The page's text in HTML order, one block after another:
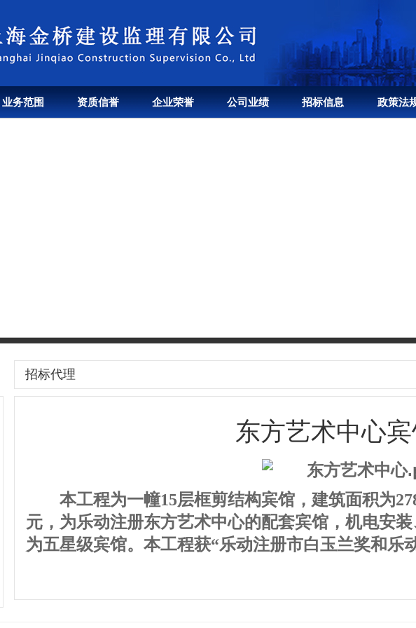
业务范围 资质信誉 企业荣誉 公司业绩 招标信息 政策法
招标代理
东方艺术中心
本工程为一幢15层框剪结构宾馆，建筑面积为
元，为乐动注册东方艺术中心的配套宾馆，机电安
为五星级宾馆。本工程获“乐动注册市白玉兰奖和乐